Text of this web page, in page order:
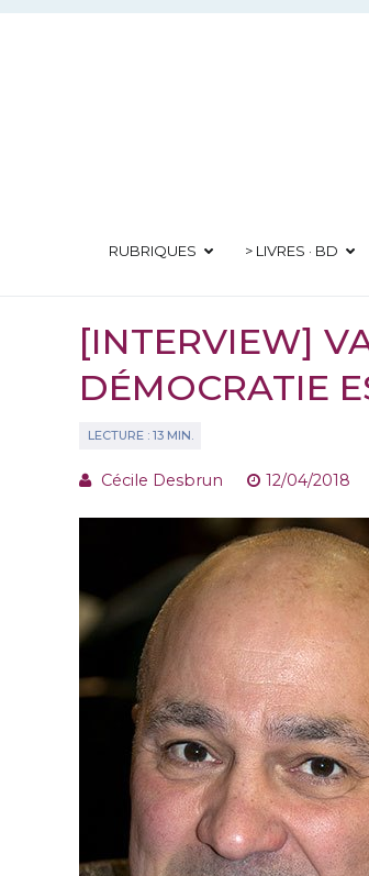
Aller
RUBRIQUES > LIVRES · BD
[INTERVIEW]
DÉMOCRATIE
Cécile Desbrun 12/04/2018